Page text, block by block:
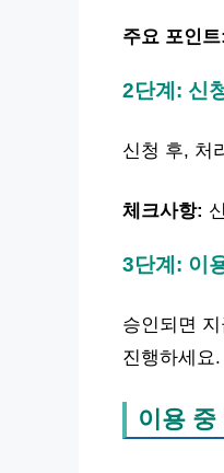
주요 포인트:
2단계: 신
신청 후, 처
체크사항:
3단계: 이
승인되면
진행하세요.
이용 중